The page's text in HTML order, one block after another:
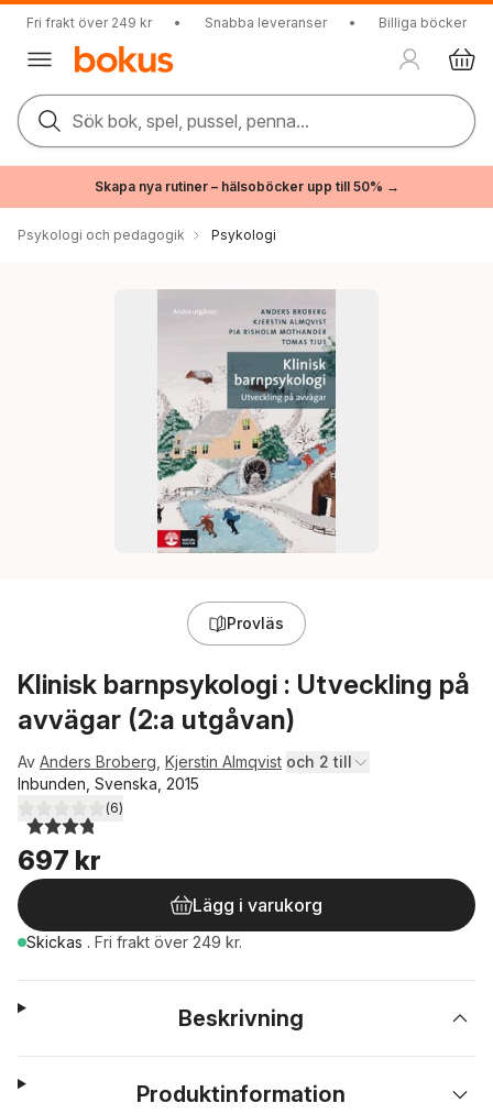
Fri frakt över 249 kr • Snabba leveranser • Billiga böcker
Sök bok, spel, pussel, penna...
Skapa nya rutiner – hälsoböcker upp till 50% →
Psykologi och pedagogik Psykologi
Provläs
Klinisk barnpsykologi : Utveckling på
avvägar (2:a utgåvan)
Av Anders Broberg Kjerstin Almqvist och 2 till
Inbunden, Svenska, 2015
3,8utav 5 stjärnor. Totalt antal röster:
(6)
697 kr
Lägg i varukorg
Skickas . Fri frakt över 249 kr.
Beskrivning
Produktinformation